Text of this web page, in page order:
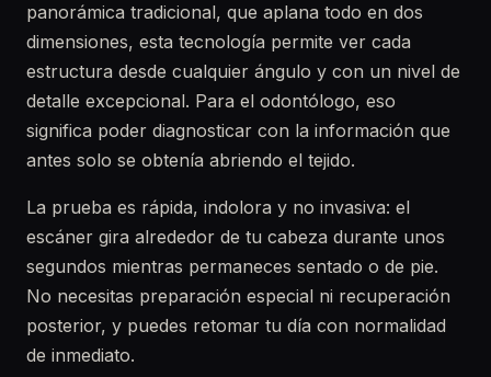
panorámica tradicional, que aplana todo en dos
dimensiones, esta tecnología permite ver cada
estructura desde cualquier ángulo y con un nivel de
detalle excepcional. Para el odontólogo, eso
significa poder diagnosticar con la información que
antes solo se obtenía abriendo el tejido.
La prueba es rápida, indolora y no invasiva: el
escáner gira alrededor de tu cabeza durante unos
segundos mientras permaneces sentado o de pie.
No necesitas preparación especial ni recuperación
posterior, y puedes retomar tu día con normalidad
de inmediato.